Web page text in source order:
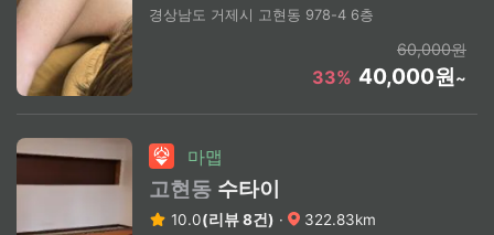
경상남도 거제시 고현동 978-4 6층
60,000원
33% 40,000원~
마맵
고현동 수타이
10.0(리뷰 8건) · 322.83km